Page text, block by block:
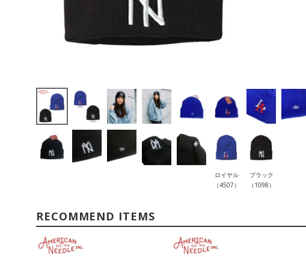
ロイヤル
（4507）
ブラック
（1098）
RECOMMEND ITEMS